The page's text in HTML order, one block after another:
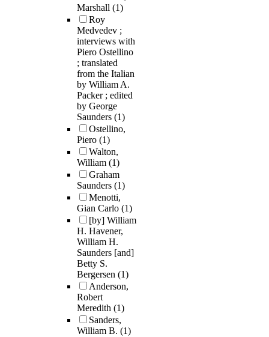
Marshall (1)
Roy
Medvedev ;
interviews with
Piero Ostellino
; translated
from the Italian
by William A.
Packer ; edited
by George
Saunders (1)
Ostellino,
Piero (1)
Walton,
William (1)
Graham
Saunders (1)
Menotti,
Gian Carlo (1)
[by] William
H. Havener,
William H.
Saunders [and]
Betty S.
Bergersen (1)
Anderson,
Robert
Meredith (1)
Sanders,
William B. (1)